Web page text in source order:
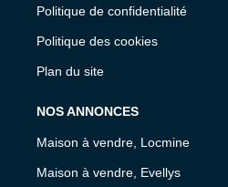
Politique de confidentialité
Politique des cookies
Plan du site
NOS ANNONCES
Maison à vendre, Locmine
Maison à vendre, Evellys